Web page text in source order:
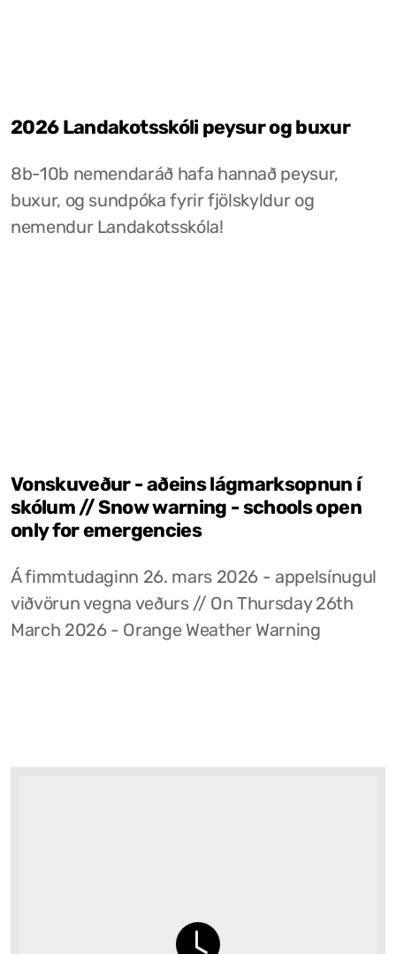
2026 Landakotsskóli peysur og buxur
8b-10b nemendaráð hafa hannað peysur,
buxur, og sundpóka fyrir fjölskyldur og
nemendur Landakotsskóla!
Vonskuveður - aðeins lágmarksopnun í
skólum // Snow warning - schools open
only for emergencies
Á fimmtudaginn 26. mars 2026 - appelsínugul
viðvörun vegna veðurs // On Thursday 26th
March 2026 - Orange Weather Warning